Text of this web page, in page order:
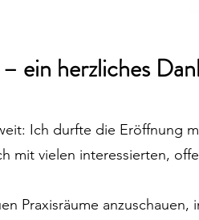
ein herzliches
Ich durfte die Eröffnung
mit vielen interessierten,
Praxisräume